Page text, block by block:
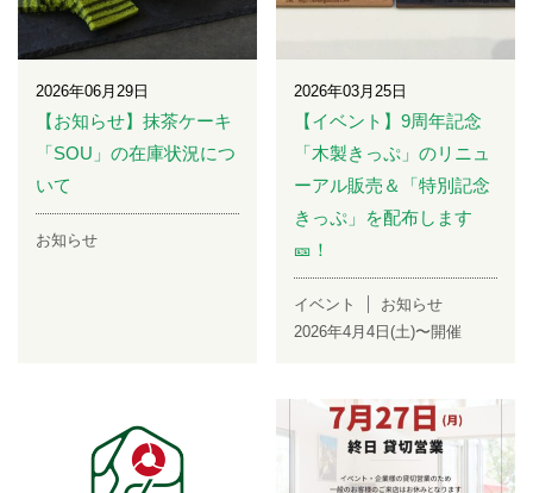
2026年06月29日
【お知らせ】抹茶ケーキ
「SOU」の在庫状況につ
いて
お知らせ
2026年03月25日
【イベント】9周年記念
「木製きっぷ」のリニュ
ーアル販売＆「特別記念
きっぷ」を配布します
🎫！
イベント
お知らせ
2026年4月4日(土)〜開催